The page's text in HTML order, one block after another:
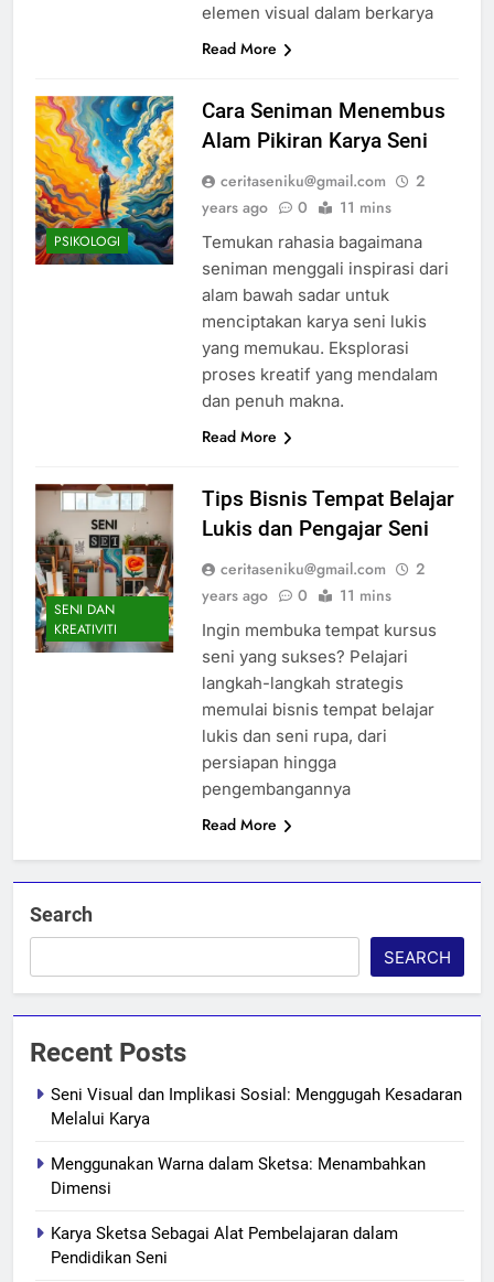
elemen visual dalam berkarya
Read More
PSIKOLOGI
Cara Seniman Menembus
Alam Pikiran Karya Seni
ceritaseniku@gmail.com
2
years ago
0 11 mins
Temukan rahasia bagaimana
seniman menggali inspirasi dari
alam bawah sadar untuk
menciptakan karya seni lukis
yang memukau. Eksplorasi
proses kreatif yang mendalam
dan penuh makna.
Read More
SENI DAN
KREATIVITI
Tips Bisnis Tempat Belajar
Lukis dan Pengajar Seni
ceritaseniku@gmail.com
2
years ago
0 11 mins
Ingin membuka tempat kursus
seni yang sukses? Pelajari
langkah-langkah strategis
memulai bisnis tempat belajar
lukis dan seni rupa, dari
persiapan hingga
pengembangannya
Read More
Search
SEARCH
Recent Posts
Seni Visual dan Implikasi Sosial: Menggugah Kesadaran
Melalui Karya
Menggunakan Warna dalam Sketsa: Menambahkan
Dimensi
Karya Sketsa Sebagai Alat Pembelajaran dalam
Pendidikan Seni